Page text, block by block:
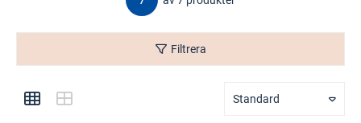
Filtrera
Standard